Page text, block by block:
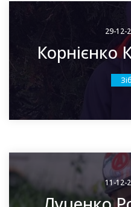
29-12-
Корнієнко
11-12-